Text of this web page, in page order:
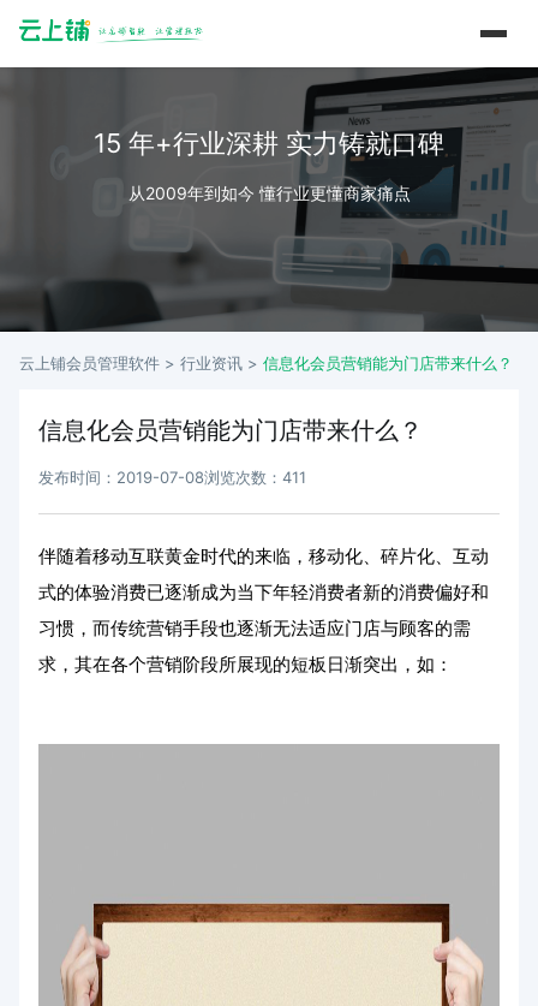
15 年+行业深耕 实力铸就口碑
从2009年到如今 懂行业更懂商家痛点
云上铺会员管理软件 > 行业资讯 > 信息化会员营销能为门店带来什么？
信息化会员营销能为门店带来什么？
发布时间：2019-07-08浏览次数：411
伴随着移动互联黄金时代的来临，移动化、碎片化、互动
式的体验消费已逐渐成为当下年轻消费者新的消费偏好和
习惯，而传统营销手段也逐渐无法适应门店与顾客的需
求，其在各个营销阶段所展现的短板日渐突出，如：